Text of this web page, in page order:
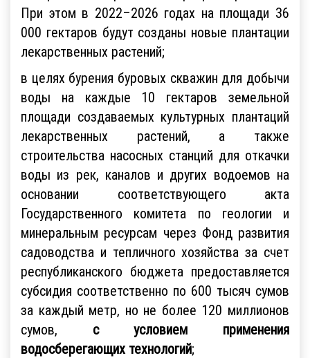
При этом в 2022–2026 годах на площади 36
000 гектаров будут созданы новые плантации
лекарственных растений;
в целях бурения буровых скважин для добычи
воды на каждые 10 гектаров земельной
площади создаваемых культурных плантаций
лекарственных растений, а также
строительства насосных станций для откачки
воды из рек, каналов и других водоемов на
основании соответствующего акта
Государственного комитета по геологии и
минеральным ресурсам через Фонд развития
садоводства и тепличного хозяйства за счет
республиканского бюджета предоставляется
субсидия соответственно по 600 тысяч сумов
за каждый метр, но не более 120 миллионов
сумов, с условием применения
водосберегающих технологий;